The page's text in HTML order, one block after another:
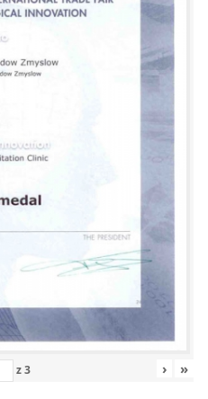
z3 › »